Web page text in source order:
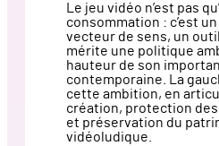
Le jeu vidéo n’est pas
consommation : c’est
vecteur de sens, un outil
mérite une politique
hauteur de son
contemporaine. La
cette ambition, en
création, protection
et préservation du
vidéoludique.